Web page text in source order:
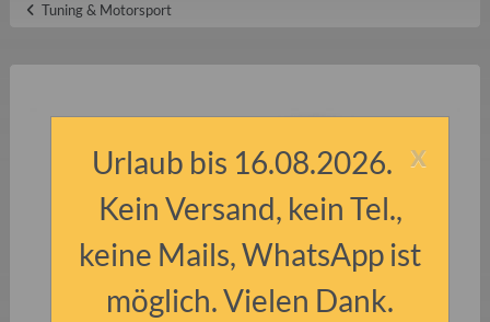
Tuning & Motorsport
x
Urlaub bis 16.08.2026.
Kein Versand, kein Tel.,
keine Mails, WhatsApp ist
möglich. Vielen Dank.